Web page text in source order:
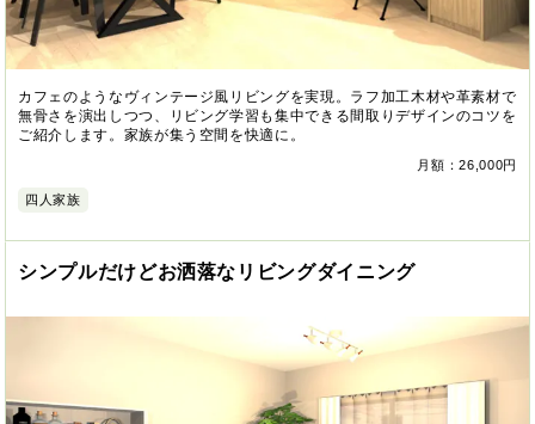
カフェのようなヴィンテージ風リビングを実現。ラフ加工木材や革素材で
無骨さを演出しつつ、リビング学習も集中できる間取りデザインのコツを
ご紹介します。家族が集う空間を快適に。
月額：26,000円
四人家族
シンプルだけどお洒落なリビングダイニング